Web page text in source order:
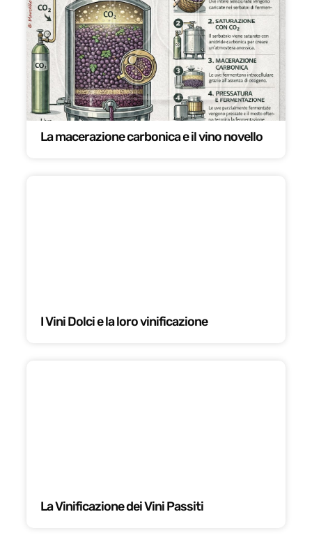
La macerazione carbonica e il vino novello
I Vini Dolci e la loro vinificazione
La Vinificazione dei Vini Passiti